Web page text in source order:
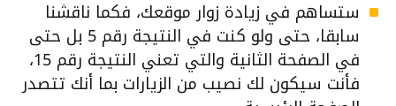
ستساهم في زيادة زوار موقعك، فكما ناقشنا
سابقا، حتى ولو كنت في النتيجة رقم 5 بل حتى
في الصفحة الثانية والتي تعني النتيجة رقم 15،
فأنت سيكون لك نصيب من الزيارات بما أنك تتصدر